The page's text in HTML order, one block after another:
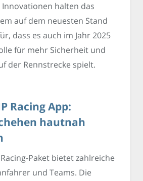
halten das
auf dem neuesten Stand
dass es auch im Jahr 2025
für mehr Sicherheit und
der Rennstrecke spielt.
Racing App:
hautnah
Paket bietet zahlreiche
und Teams. Die